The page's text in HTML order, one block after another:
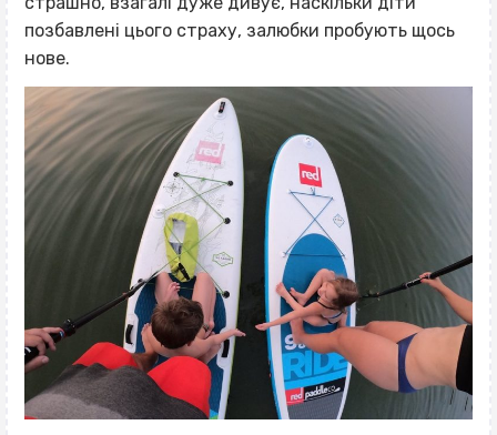
позбавлені цього страху, залюбки пробують щось
нове.